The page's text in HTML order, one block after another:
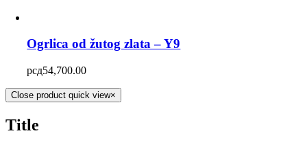
Ogrlica od žutog zlata – Y9
рсд54,700.00
Close product quick view×
Title